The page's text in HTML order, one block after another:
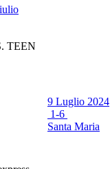
9 Luglio 2024
1-6
Santa Maria
TEEN